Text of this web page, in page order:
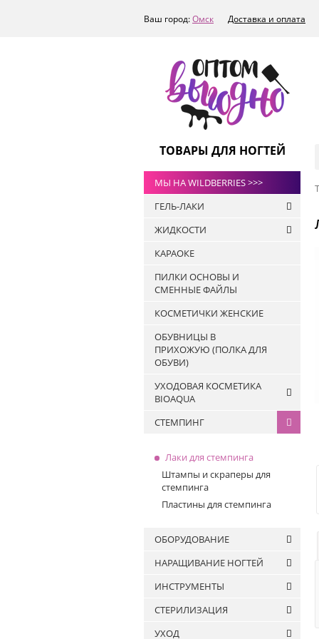
Ваш город:Омск Доставка и оплата
ТОВАРЫ ДЛЯ НОГТЕЙ
МЫ НА WILDBERRIES >>>
ГЕЛЬ-ЛАКИ
ТОПЫ
ART-A
БАЗЫ
ПРАЙМЕРЫ
ЖИДКОСТИ
Жидкости для
обезжиривания ногтей и
снятия липкого слоя
кистей
КАРАОКЕ
ПИЛКИ ОСНОВЫ И
СМЕННЫЕ ФАЙЛЫ
КОСМЕТИЧКИ ЖЕНСКИЕ
ОБУВНИЦЫ В
ПРИХОЖУЮ (ПОЛКА ДЛЯ
ОБУВИ)
УХОДОВАЯ КОСМЕТИКА
BIOAQUA
Крема
Гели
Лосьоны и тонеры
Для волос
СТЕМПИНГ
Лаки для стемпинга
Штампы и скраперы для
стемпинга
Пластины для стемпинга
ОБОРУДОВАНИЕ
И ПЕДИКЮРА
АППАРАТЫ ДЛЯ МАНИКЮРА
И ПЕДИКЮРА
ФРЕЗЫ ДЛЯ МАНИКЮРА И
НАРАЩИВАНИЕ НОГТЕЙ
Полигель
Формы для ногтей
ИНСТРУМЕНТЫ
СТЕРИЛИЗАЦИЯ
УХОД